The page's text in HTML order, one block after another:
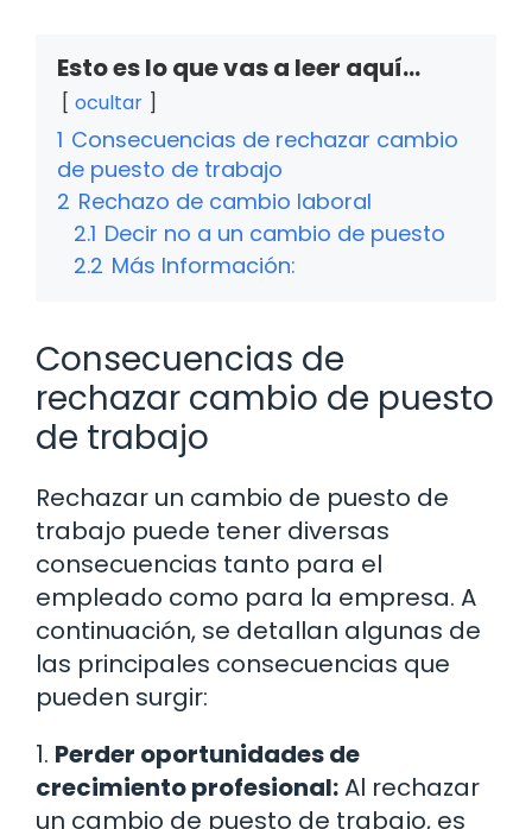
Esto es lo que vas a leer aquí...
ocultar
1 Consecuencias de rechazar cambio
de puesto de trabajo
2 Rechazo de cambio laboral
2.1 Decir no a un cambio de puesto
2.2 Más Información:
Consecuencias de
rechazar cambio de puesto
de trabajo
Rechazar un cambio de puesto de
trabajo puede tener diversas
consecuencias tanto para el
empleado como para la empresa. A
continuación, se detallan algunas de
las principales consecuencias que
pueden surgir:
1. Perder oportunidades de
crecimiento profesional:Al rechazar
un cambio de puesto de trabajo, es